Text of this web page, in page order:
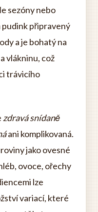
sezóny nebo
připravený
a je bohatý na
vlákninu, což
trávicího
zdravá snídaně
ani komplikovaná.
jako ovesné
ovoce, ořechy
lze
variací, které